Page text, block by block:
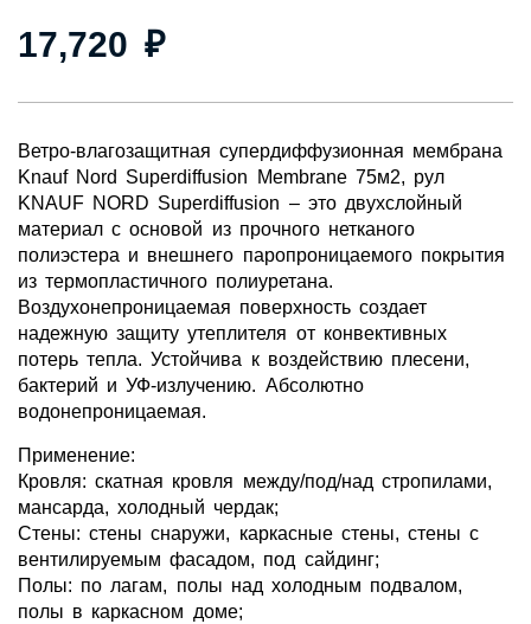
17,720 ₽
Ветро-влагозащитная супердиффузионная мембрана
Knauf Nord Superdiffusion Membrane 75м2, рул
KNAUF NORD Superdiffusion – это двухслойный
материал с основой из прочного нетканого
полиэстера и внешнего паропроницаемого покрытия
из термопластичного полиуретана.
Воздухонепроницаемая поверхность создает
надежную защиту утеплителя от конвективных
потерь тепла. Устойчива к воздействию плесени,
бактерий и УФ-излучению. Абсолютно
водонепроницаемая.
Применение:
Кровля: скатная кровля между/под/над стропилами,
мансарда, холодный чердак;
Стены: стены снаружи, каркасные стены, стены с
вентилируемым фасадом, под сайдинг;
Полы: по лагам, полы над холодным подвалом,
полы в каркасном доме;